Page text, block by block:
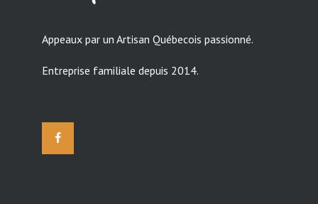
Appeaux par un Artisan Québecois passionné.
Entreprise familiale depuis 2014.